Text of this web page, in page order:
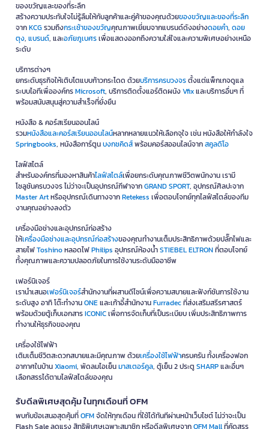
ของขวัญและของที่ระลึก
สร้างความประทับใจไม่รู้ลืมให้กับลูกค้าและคู่ค้าของคุณด้วยของขวัญและของที่ระลึก
จากKCGรวมถึงกระเช้าของขวัญคุณภาพเยี่ยมจากแบรนด์ดังอย่างดอยคำ, ดอย
ตุง, แบรนด์, และอภัยภูเบศรเพื่อแสดงออกถึงความใส่ใจและความพิเศษอย่างเหนือ
ระดับ
บริการต่างๆ
ยกระดับธุรกิจให้เติบโตแบบก้าวกระโดด ด้วยบริการครบวงจรตั้งแต่แพ็กเกจดูแล
ระบบไอทีเพื่อองค์กรMicrosoft, บริการติดตั้งแอร์ติดผนังVfixและบริการอื่นๆ ที่
พร้อมสนับสนุนสู่ความสำเร็จที่ยั่งยืน
หนังสือ & คอร์สเรียนออนไลน์
รวมหนังสือและคอร์สเรียนออนไลน์หลากหลายแนวให้เลือกจุใจ เช่น หนังสือให้กำลังใจ
Springbooks, หนังสือการ์ตูนบงกชคิดส์พร้อมคอร์สออนไลน์จากสคูลดิโอ
ไลฟ์สไตล์
สำหรับองค์กรที่มองหาสินค้าไลฟ์สไตล์เพื่อยกระดับคุณภาพชีวิตพนักงาน เรามี
โซลูชันครบวงจร ไม่ว่าจะเป็นอุปกรณ์กีฬาจากGRAND SPORT, อุปกรณ์ศิลปะจาก
Master Artหรืออุปกรณ์เดินทางจากRetekess เพื่อตอบโจทย์ทุกไลฟ์สไตล์ของทีม
งานคุณอย่างลงตัว
เครื่องมือช่างและอุปกรณ์ก่อสร้าง
ให้เครื่องมือช่างและอุปกรณ์ก่อสร้างของคุณทำงานเต็มประสิทธิภาพด้วยปลั๊กไฟและ
สายไฟToshinoหลอดไฟPhilips อุปกรณ์ห้องน้ำSTIEBEL ELTRONที่ตอบโจทย์
ทั้งคุณภาพและความปลอดภัยในการใช้งานระดับมืออาชีพ
เฟอร์นิเจอร์
เรานำเสนอเฟอร์นิเจอร์สำนักงานที่ผสานดีไซน์เพื่อความสบายและฟังก์ชันการใช้งาน
ระดับสูง อาทิ โต๊ะทำงานONEและเก้าอี้สำนักงานFurradecที่ส่งเสริมสรีรศาสตร์
พร้อมด้วยตู้เก็บเอกสารICONICเพื่อการจัดเก็บที่เป็นระเบียบ เพิ่มประสิทธิภาพการ
ทำงานให้ธุรกิจของคุณ
เครื่องใช้ไฟฟ้า
เติมเต็มชีวิตสะดวกสบายและมีคุณภาพ ด้วยเครื่องใช้ไฟฟ้าครบครัน ทั้งเครื่องฟอก
อากาศในบ้านXiaomi, พัดลมไอเย็นมาสเตอร์คูล, ตู้เย็น 2 ประตูSHARPและอื่นๆ
เลือกสรรได้ตามไลฟ์สไตล์ของคุณ
รับดีลพิเศษสุดคุ้ม ในทุกเดือนที่ OFM
พบกับข้อเสนอสุดคุ้มที่OFMจัดให้ทุกเดือน ที่ใช้ได้ทันทีผ่านหน้าเว็บไซต์ ไม่ว่าจะเป็น
Flash Sale ลดแรง สิทธิพิเศษเฉพาะสมาชิก หรือดีลพิเศษจากOFM Mallที่คัดสรร